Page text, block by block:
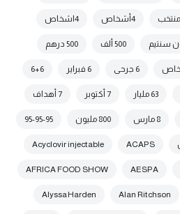
4أشخاص 4اشخاص
500 ألف 500 درهم
6 جرحى 6 فبراير 6+6
63 مليار 7 أكتوبر 7 أهداف
8 مارس 800 مليون 95-95-95
ACAPS
Acyclovir injectable
AESPA
AFRICA FOOD SHOW
Alan Ritchson
Alyssa Harden